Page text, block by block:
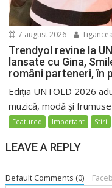
7 august 2026
Trendyol revine la
lansate cu Gina,
români parteneri, în
Ediția UNTOLD 2026
muzică, modă și
Featured Important Stiri
LEAVE A REPLY
Default Comments (0)